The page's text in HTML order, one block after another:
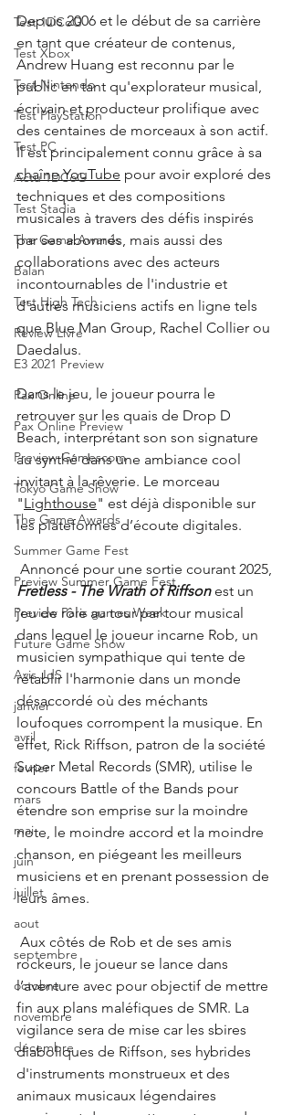
Test 1DCoG
Test Xbox
Test Nintendo
Test PlayStation
Test PC
Actu 1DCoG
Test Stadia
The Game Awards
Balan
Test High Tech
Review Livre
E3 2021 Preview
Pax Online
Pax Online Preview
Preview Gamescom
Tokyo Game Show
The Game Awards
Summer Game Fest
Preview Summer Game Fest
Preview Paris games Week
Future Game Show
Avis JdS
janvier
avril
fevrier
mars
mai
juin
juillet
aout
septembre
octobre
novembre
décembre
Depuis 2006 et le début de sa carrière
en tant que créateur de contenus,
Andrew Huang est reconnu par le
public en tant qu'explorateur musical,
écrivain et producteur prolifique avec
des centaines de morceaux à son actif.
Il est principalement connu grâce à sa
chaîne YouTube pour avoir exploré des
techniques et des compositions
musicales à travers des défis inspirés
par ses abonnés, mais aussi des
collaborations avec des acteurs
incontournables de l'industrie et
d'autres musiciens actifs en ligne tels
que Blue Man Group, Rachel Collier ou
Daedalus.
Dans le jeu, le joueur pourra le
retrouver sur les quais de Drop D
Beach, interprétant son son signature
au synthé dans une ambiance cool
invitant à la rêverie. Le morceau
"Lighthouse" est déjà disponible sur
les plateformes d’écoute digitales.
Annoncé pour une sortie courant 2025,
Fretless - The Wrath of Riffson est un
jeu de rôle au tour par tour musical
dans lequel le joueur incarne Rob, un
musicien sympathique qui tente de
rétablir l'harmonie dans un monde
désaccordé où des méchants
loufoques corrompent la musique. En
effet, Rick Riffson, patron de la société
Super Metal Records (SMR), utilise le
concours Battle of the Bands pour
étendre son emprise sur la moindre
note, le moindre accord et la moindre
chanson, en piégeant les meilleurs
musiciens et en prenant possession de
leurs âmes.
rockeurs, le joueur se lance dans
l’aventure avec pour objectif de mettre
fin aux plans maléfiques de SMR. La
vigilance sera de mise car les sbires
diaboliques de Riffson, ses hybrides
d'instruments monstrueux et des
animaux musicaux légendaires